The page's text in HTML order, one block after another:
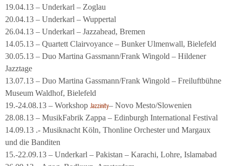
19.04.13 – Underkarl – Zoglau
20.04.13 – Underkarl – Wuppertal
26.04.13 – Underkarl – Jazzahead, Bremen
14.05.13 – Quartett Clairvoyance – Bunker Ulmenwall, Bielefeld
30.05.13 – Duo Martina Gassmann/Frank Wingold – Hildener
Jazztage
13.07.13 – Duo Martina Gassmann/Frank Wingold – Freiluftbühne
Museum Waldhof, Bielefeld
19.-24.08.13 – Workshop Jazzinity– Novo Mesto/Slowenien
28.08.13 – MusikFabrik Zappa – Edinburgh International Festival
14.09.13 .- Musiknacht Köln, Thonline Orchester und Margaux
und die Banditen
15.-22.09.13 – Underkarl – Pakistan – Karachi, Lohre, Islamabad